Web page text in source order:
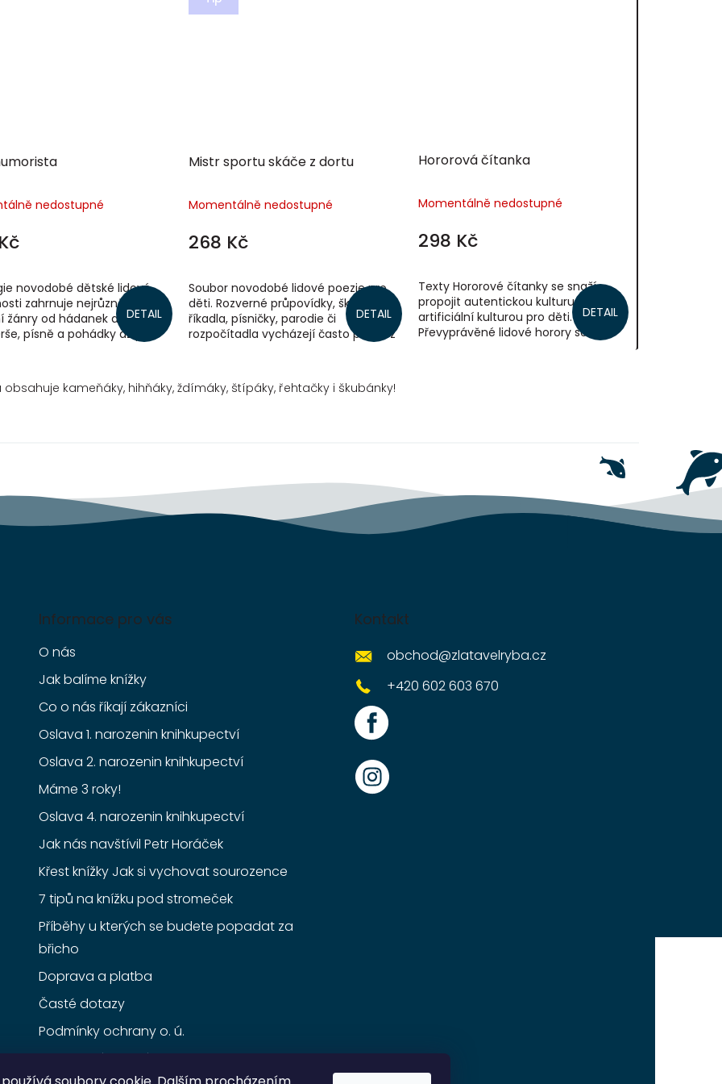
nedostupné
DETAIL
novodobé dětské lidové
zahrnuje nejrůznější
žánry od hádanek a rébusů
písně a pohádky až po
Mistr sportu skáče z dortu
Momentálně nedostupné
268 Kč
DETAIL
Soubor novodobé lidové poezie pro
děti. Rozverné průpovídky, škádlivky,
říkadla, písničky, parodie či
rozpočítadla vycházejí často přímo z
Hororová čítanka
Momentálně nedostupné
298 Kč
DETAIL
Texty Hororové čítanky se snaží
propojit autentickou kulturu dětí s
artificiální kulturou pro děti.
Převyprávěné lidové horory se tu
obsahuje kameňáky, hihňáky, ždímáky, štípáky, řehtačky i škubánky!
Informace pro vás
O nás
Jak balíme knížky
Co o nás říkají zákazníci
Oslava 1. narozenin knihkupectví
Oslava 2. narozenin knihkupectví
Máme 3 roky!
Oslava 4. narozenin knihkupectví
Jak nás navštívil Petr Horáček
Křest knížky Jak si vychovat sourozence
7 tipů na knížku pod stromeček
Příběhy u kterých se budete popadat za
břicho
Doprava a platba
Časté dotazy
Podmínky ochrany o. ú.
Obchodní podmínky
Kontakt
obchod@zlatavelryba.cz
+420 602 603 670